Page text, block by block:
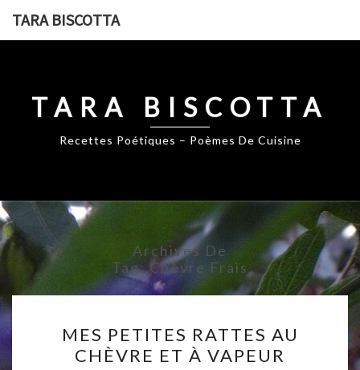
TARA BISCOTTA
TARA BISCOTTA
Recettes Poétiques – Poèmes De Cuisine
Archives De
Tag:Chèvre Frais
PETITES
RATTES
MES PETITES RATTES AU
CHÈVRE ET À VAPEUR